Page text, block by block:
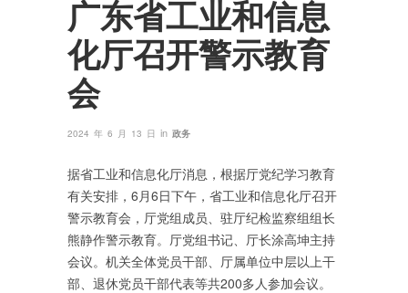
广东省工业和信息
化厅召开警示教育
会
2024 年 6 月 13 日 in 政务
据省工业和信息化厅消息，根据厅党纪学习教育
有关安排，6月6日下午，省工业和信息化厅召开
警示教育会，厅党组成员、驻厅纪检监察组组长
熊静作警示教育。厅党组书记、厅长涂高坤主持
会议。机关全体党员干部、厅属单位中层以上干
部、退休党员干部代表等共200多人参加会议。